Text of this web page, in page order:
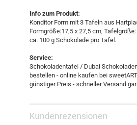
Info zum Produkt:
Konditor Form mit 3 Tafeln aus
Formgröße:17,5 x 27,5 cm,
ca. 100 g Schokolade pro Tafel.
Service:
Schokoladentafel / Dubai
bestellen - online kaufen bei
günstiger Preis - schneller Versand
Kundenrezensionen